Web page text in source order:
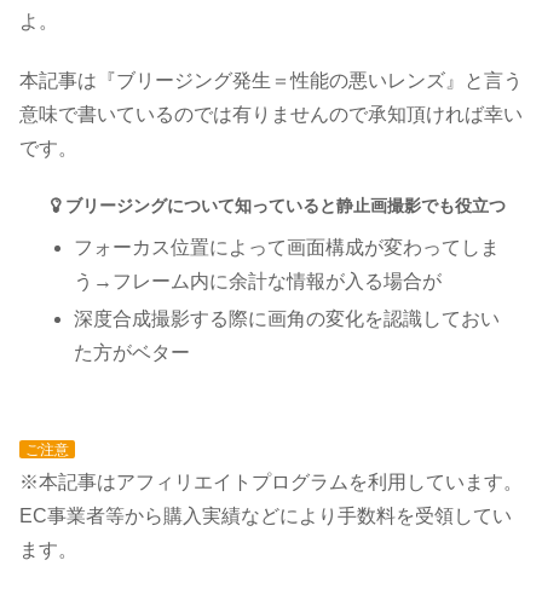
よ。
本記事は『ブリージング発生＝性能の悪いレンズ』と言う
意味で書いているのでは有りませんので承知頂ければ幸い
です。
ブリージングについて知っていると静止画撮影でも役立つ
フォーカス位置によって画面構成が変わってしま
う→フレーム内に余計な情報が入る場合が
深度合成撮影する際に画角の変化を認識しておい
た方がベター
ご注意
※本記事はアフィリエイトプログラムを利用しています。
EC事業者等から購入実績などにより手数料を受領してい
ます。